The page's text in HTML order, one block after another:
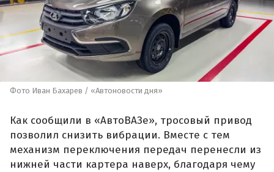
Фото Иван Бахарев / «Автоновости дня»
Как сообщили в «АвтоВАЗе», тросовый привод
позволил снизить вибрации. Вместе с тем
механизм переключения передач перенесли из
нижней части картера наверх, благодаря чему